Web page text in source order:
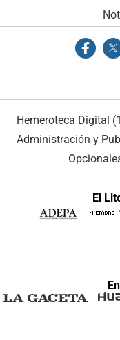
Hemeroteca Digital
Administración y
El